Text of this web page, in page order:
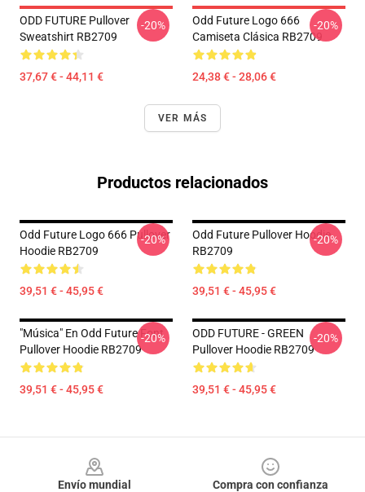
ODD FUTURE Pullover
Sweatshirt RB2709
37,67 € - 44,11 €
-20%
Odd Future Logo 666
Camiseta Clásica RB2709
24,38 € - 28,06 €
-20%
VER MÁS
Productos relacionados
Odd Future Logo 666 Pullover
Hoodie RB2709
39,51 € - 45,95 €
-20%
Odd Future Pullover Hoodie
RB2709
39,51 € - 45,95 €
-20%
"Música" En Odd Future Font
Pullover Hoodie RB2709
39,51 € - 45,95 €
-20%
ODD FUTURE - GREEN
Pullover Hoodie RB2709
39,51 € - 45,95 €
-20%
Envío mundial
Compra con confianza